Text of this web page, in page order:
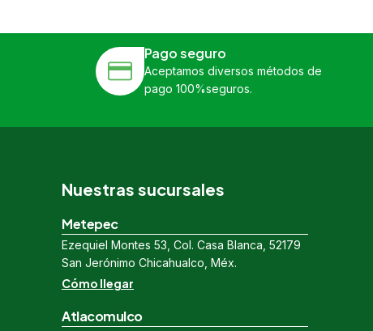
Pago seguro
Aceptamos diversos métodos de
pago 100%seguros.
Nuestras sucursales
Metepec
Ezequiel Montes 53, Col. Casa Blanca, 52179
San Jerónimo Chicahualco, Méx.
Cómo llegar
Atlacomulco